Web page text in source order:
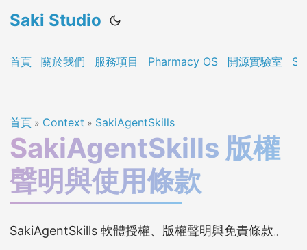
Saki Studio
首頁 關於我們 服務項目 Pharmacy OS 開源實驗室
首頁 » Context » SakiAgentSkills
SakiAgentSkills 版權
聲明與使用條款
SakiAgentSkills 軟體授權、版權聲明與免責條款。